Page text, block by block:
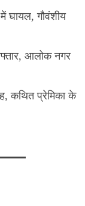
घायल, गौवंशीय
आलोक नगर
कथित प्रेमिका के